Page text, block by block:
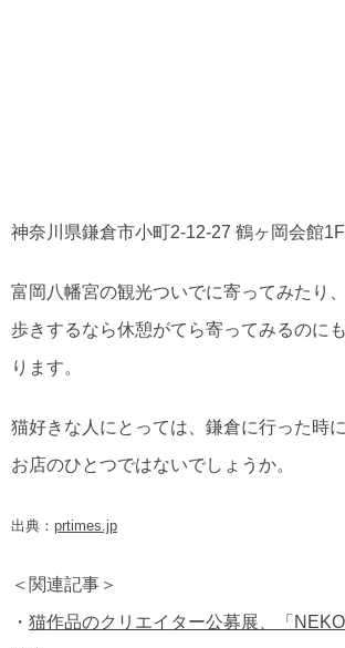
神奈川県鎌倉市小町2-12-27 鶴ヶ岡会館1F
富岡八幡宮の観光ついでに寄ってみたり
歩きするなら休憩がてら寄ってみるのに
ります。
猫好きな人にとっては、鎌倉に行った時
お店のひとつではないでしょうか。
出典： prtimes.jp
＜関連記事＞
・ 猫作品のクリエイター公募展、「